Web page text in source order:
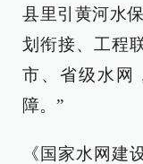
县里引黄河水
划衔接、工程
市、省级水网
障。”
《国家水网建